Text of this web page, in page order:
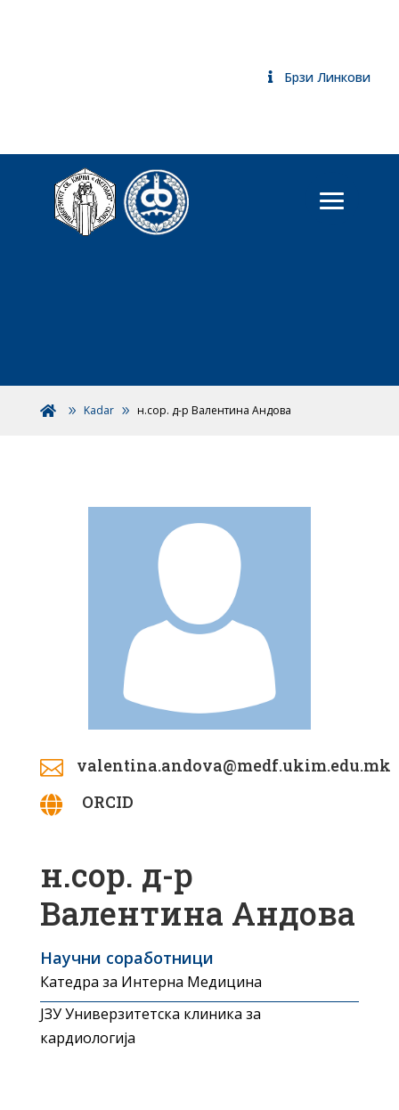
Брзи Линкови
 Kadar н.сор. д-р Валентина Андова
 valentina.andova@medf.ukim.edu.mk
 ORCID
н.сор. д-р
Валентина Андова
Научни соработници
Катедра за Интерна Медицина
ЈЗУ Универзитетска клиника за
кардиологија